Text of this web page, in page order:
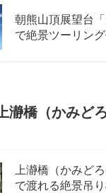
朝熊山頂展望台「
で絶景ツーリン
橋（かみどろ
上瀞橋（かみど
で渡れる絶景吊